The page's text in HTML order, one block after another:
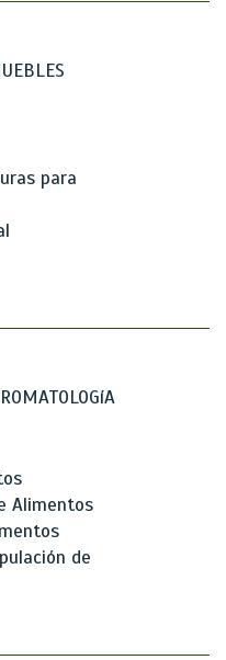
para
Alimentos
de